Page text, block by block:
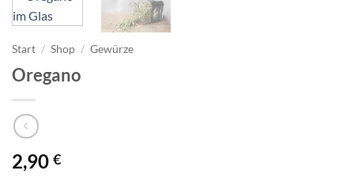
Start / Shop / Gewürze
Oregano
2,90 €